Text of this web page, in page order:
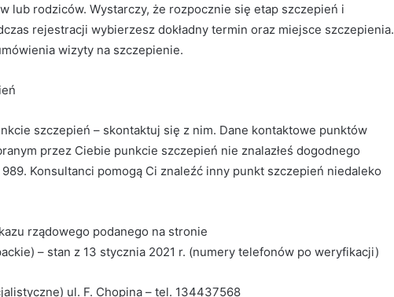
lub rodziców. Wystarczy, że rozpocznie się etap szczepień i
rejestracji wybierzesz dokładny termin oraz miejsce szczepienia.
wizyty na szczepienie.
szczepień – skontaktuj się z nim. Dane kontaktowe punktów
przez Ciebie punkcie szczepień nie znalazłeś dogodnego
Konsultanci pomogą Ci znaleźć inny punkt szczepień niedaleko
rządowego podanego na stronie
– stan z 13 stycznia 2021 r. (numery telefonów po weryfikacji)
ul. F. Chopina – tel. 134437568